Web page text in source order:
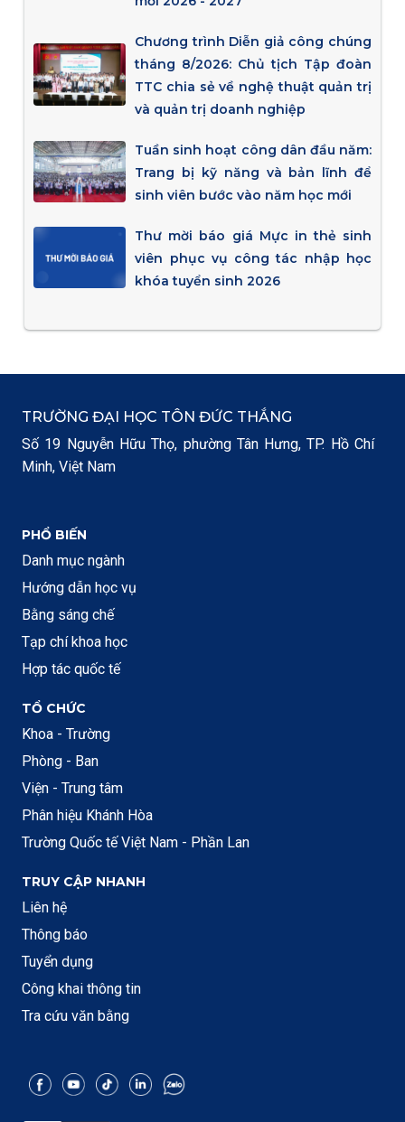
Chương trình Diễn giả công chúng
tháng 8/2026: Chủ tịch Tập đoàn
TTC chia sẻ về nghệ thuật quản trị
và quản trị doanh nghiệp
Tuần sinh hoạt công dân đầu năm:
Trang bị kỹ năng và bản lĩnh để
sinh viên bước vào năm học mới
Thư mời báo giá Mực in thẻ sinh
viên phục vụ công tác nhập học
khóa tuyển sinh 2026
TRƯỜNG ĐẠI HỌC TÔN ĐỨC THẮNG
Số 19 Nguyễn Hữu Thọ, phường Tân Hưng, TP. Hồ Chí
Minh, Việt Nam
PHỔ BIẾN
Danh mục ngành
Hướng dẫn học vụ
Bằng sáng chế
Tạp chí khoa học
Hợp tác quốc tế
TỔ CHỨC
Khoa - Trường
Phòng - Ban
Viện - Trung tâm
Phân hiệu Khánh Hòa
Trường Quốc tế Việt Nam - Phần Lan
TRUY CẬP NHANH
Liên hệ
Thông báo
Tuyển dụng
Công khai thông tin
Tra cứu văn bằng